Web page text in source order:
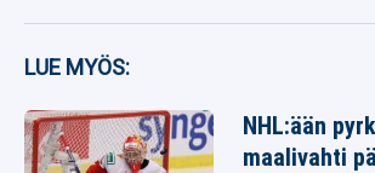
LUE MYÖS:
NHL:ään
maalivahti